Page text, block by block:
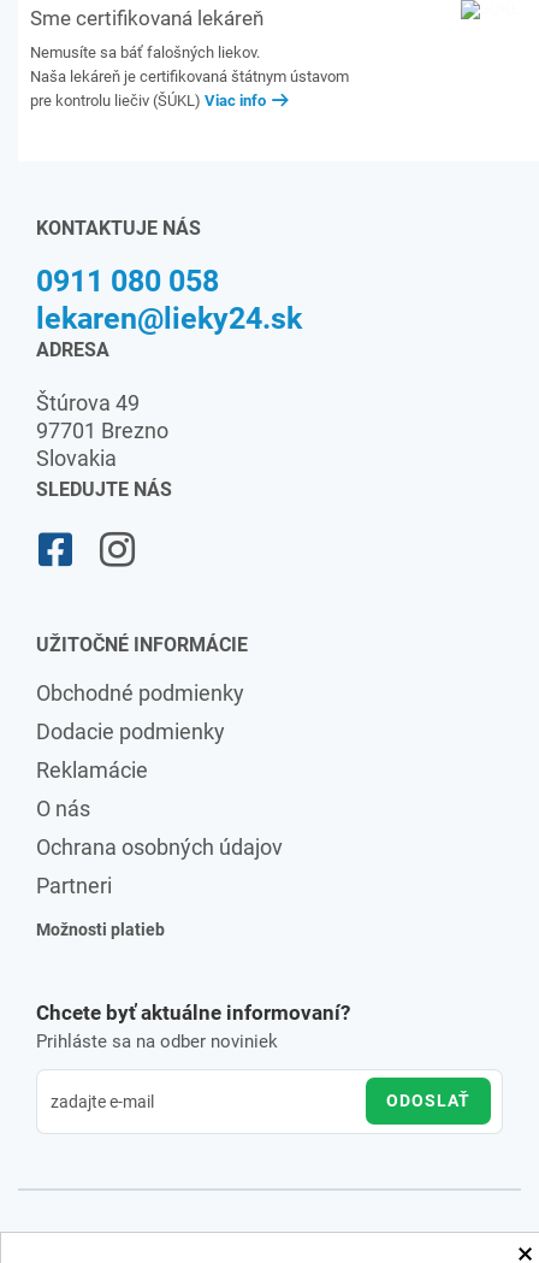
Sme certifikovaná lekáreň
Nemusíte sa báť falošných liekov.
Naša lekáreň je certifikovaná štátnym ústavom
pre kontrolu liečiv (ŠÚKL) Viac info
KONTAKTUJE NÁS
0911 080 058
lekaren@lieky24.sk
ADRESA
Štúrova 49
97701 Brezno
Slovakia
SLEDUJTE NÁS
UŽITOČNÉ INFORMÁCIE
Obchodné podmienky
Dodacie podmienky
Reklamácie
O nás
Ochrana osobných údajov
Partneri
Možnosti platieb
Chcete byť aktuálne informovaní?
Prihláste sa na odber noviniek
ODOSLAŤ
×